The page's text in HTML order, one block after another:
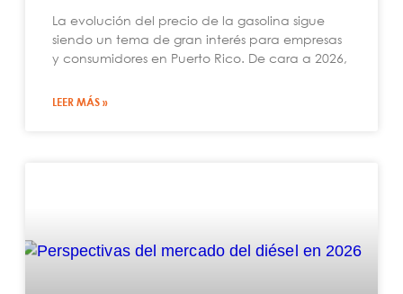
La evolución del precio de la gasolina sigue
siendo un tema de gran interés para empresas
y consumidores en Puerto Rico. De cara a 2026,
LEER MÁS »